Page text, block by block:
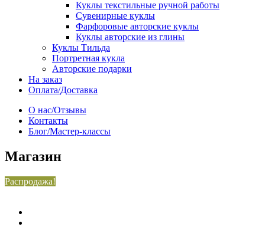
Куклы текстильные ручной работы
Сувенирные куклы
Фарфоровые авторские куклы
Куклы авторские из глины
Куклы Тильда
Портретная кукла
Авторские подарки
На заказ
Оплата/Доставка
О нас/Отзывы
Контакты
Блог/Мастер-классы
Магазин
Распродажа!